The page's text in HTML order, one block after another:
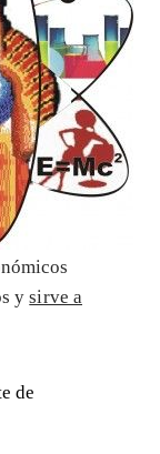
ysirve a
de